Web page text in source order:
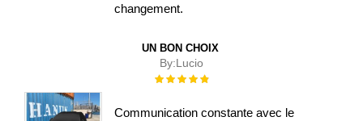
changement.
UN BON CHOIX
By:Lucio
Évaluation :
Communication constante avec le